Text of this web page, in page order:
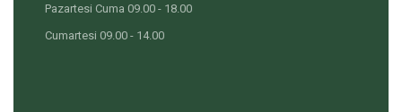
Pazartesi Cuma 09.00 - 18.00
Cumartesi 09.00 - 14.00